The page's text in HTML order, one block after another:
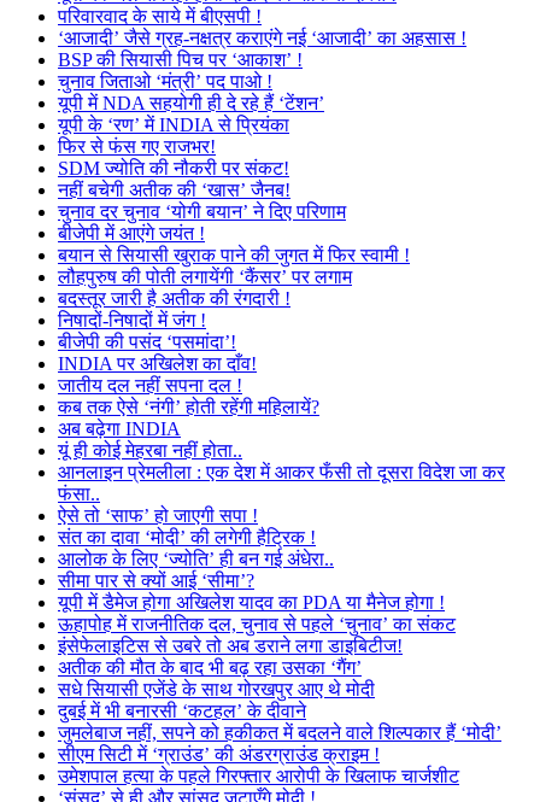
परिवारवाद के साये में बीएसपी !
‘आजादी’ जैसे ग्रह-नक्षत्र कराएंगे नई ‘आजादी’ का अहसास !
BSP की सियासी पिच पर ‘आकाश’ !
चुनाव जिताओ ‘मंत्री’ पद पाओ !
यूपी में NDA सहयोगी ही दे रहे हैं ‘टेंशन’
यूपी के ‘रण’ में INDIA से प्रियंका
फिर से फंस गए राजभर!
SDM ज्योति की नौकरी पर संकट!
नहीं बचेगी अतीक की ‘खास’ जैनब!
चुनाव दर चुनाव ‘योगी बयान’ ने दिए परिणाम
बीजेपी में आएंगे जयंत !
बयान से सियासी खुराक पाने की जुगत में फिर स्वामी !
लौहपुरुष की पोती लगायेंगी ‘कैंसर’ पर लगाम
बदस्तूर जारी है अतीक की रंगदारी !
निषादों-निषादों में जंग !
बीजेपी की पसंद ‘पसमांदा’!
INDIA पर अखिलेश का दाँव!
जातीय दल नहीं सपना दल !
कब तक ऐसे ‘नंगी’ होती रहेंगी महिलायें?
अब बढ़ेगा INDIA
यूं ही कोई मेहरबा नहीं होता..
आनलाइन प्रेमलीला : एक देश में आकर फँसी तो दूसरा विदेश जा कर
फंसा..
ऐसे तो ‘साफ’ हो जाएगी सपा !
संत का दावा ‘मोदी’ की लगेगी हैट्रिक !
आलोक के लिए ‘ज्योति’ ही बन गई अंधेरा..
सीमा पार से क्यों आई ‘सीमा’?
यूपी में डैमेज होगा अखिलेश यादव का PDA या मैनेज होगा !
ऊहापोह में राजनीतिक दल, चुनाव से पहले ‘चुनाव’ का संकट
इंसेफेलाइटिस से उबरे तो अब डराने लगा डाइबिटीज!
अतीक की मौत के बाद भी बढ़ रहा उसका ‘गैंग’
सधे सियासी एजेंडे के साथ गोरखपुर आए थे मोदी
दुबई में भी बनारसी ‘कटहल’ के दीवाने
जुमलेबाज नहीं, सपने को हकीकत में बदलने वाले शिल्पकार हैं ‘मोदी’
सीएम सिटी में ‘ग्राउंड’ की अंडरग्राउंड क्राइम !
उमेशपाल हत्या के पहले गिरफ्तार आरोपी के खिलाफ चार्जशीट
‘संसद’ से ही और सांसद जुटाएँगे मोदी !